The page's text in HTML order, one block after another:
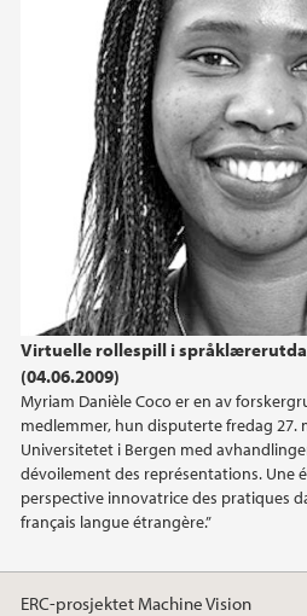
Virtuelle rollespill i
(04.06.2009)
Myriam Danièle Coco er en av
medlemmer, hun disputerte fredag 27.
Universitetet i Bergen med
dévoilement des représentations. Une
perspective innovatrice des pratiques
français langue étrangère.”
ERC-prosjektet Machine Vision